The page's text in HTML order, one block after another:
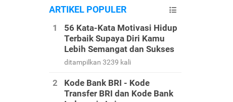
ARTIKEL POPULER
56 Kata-Kata Motivasi Hidup
Terbaik Supaya Diri Kamu
Lebih Semangat dan Sukses
ditampilkan 3239 kali
Kode Bank BRI - Kode
Transfer BRI dan Kode Bank